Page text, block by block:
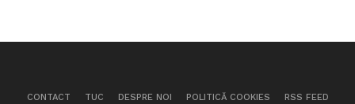
CONTACT TUC DESPRE NOI POLITICĂ COOKIES RSS FEED